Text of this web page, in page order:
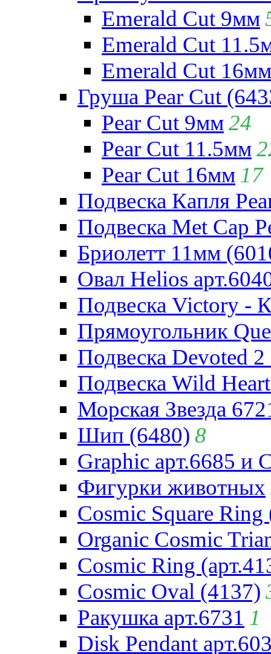
Emerald Cut 9мм
Emerald Cut
Emerald Cut 16мм
Груша Pear Cut
Pear Cut 9мм24
Pear Cut 11.5мм
Pear Cut 16мм 17
Подвеска Капля
Подвеска Met Cap
Бриолетт 11мм
Овал Helios
Подвеска Victory -
Прямоугольник
Подвеска Devoted
Подвеска Wild
Морская Звезда
Шип (6480) 8
Graphic арт.6685 и
Фигурки животных
Cosmic Square Ring
Organic Cosmic
Cosmic Ring
Cosmic Oval (4137)
Ракушка арт.6731 1
Disk Pendant